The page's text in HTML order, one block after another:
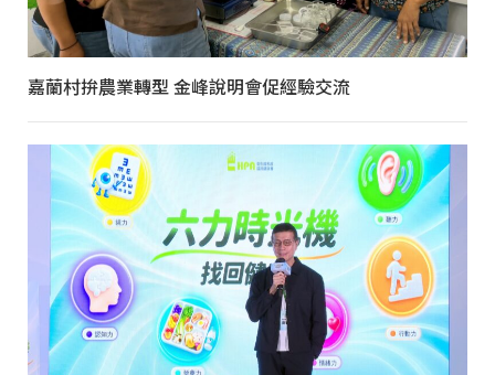
嘉蘭村拚農業轉型 金峰說明會促經驗交流